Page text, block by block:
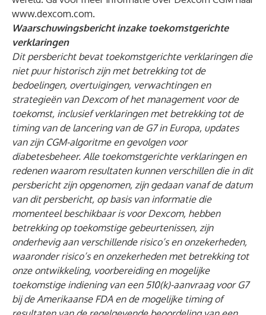
www.dexcom.com.
Waarschuwingsbericht inzake toekomstgerichte
verklaringen
Dit persbericht bevat toekomstgerichte verklaringen die
niet puur historisch zijn met betrekking tot de
bedoelingen, overtuigingen, verwachtingen en
strategieën van Dexcom of het management voor de
toekomst, inclusief verklaringen met betrekking tot de
timing van de lancering van de G7 in Europa, updates
van zijn CGM-algoritme en gevolgen voor
diabetesbeheer. Alle toekomstgerichte verklaringen en
redenen waarom resultaten kunnen verschillen die in dit
persbericht zijn opgenomen, zijn gedaan vanaf de datum
van dit persbericht, op basis van informatie die
momenteel beschikbaar is voor Dexcom, hebben
betrekking op toekomstige gebeurtenissen, zijn
onderhevig aan verschillende risico’s en onzekerheden,
waaronder risico’s en onzekerheden met betrekking tot
onze ontwikkeling, voorbereiding en mogelijke
toekomstige indiening van een 510(k)-aanvraag voor G7
bij de Amerikaanse FDA en de mogelijke timing of